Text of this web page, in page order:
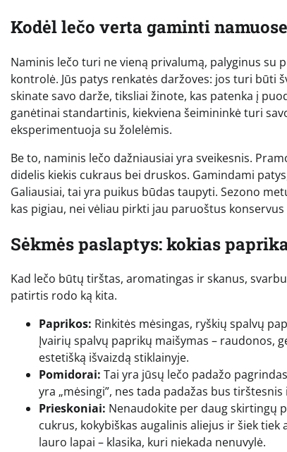
Kodėl lečo verta gaminti
Naminis lečo turi ne vieną privalumą, palyginus su
kontrolė. Jūs patys renkatės daržoves: jos turi būti
skinate savo darže, tiksliai žinote, kas patenka į
ganėtinai standartinis, kiekviena šeimininkė turi
eksperimentuoja su žolelėmis.
Be to, naminis lečo dažniausiai yra sveikesnis.
didelis kiekis cukraus bei druskos. Gamindami
Galiausiai, tai yra puikus būdas taupyti. Sezono
kas pigiau, nei vėliau pirkti jau paruoštus
Sėkmės paslaptys: kokias
Kad lečo būtų tirštas, aromatingas ir skanus,
patirtis rodo ką kita.
Paprikos: Rinkitės mėsingas, ryškių spalvų
Įvairių spalvų paprikų maišymas – raudonos,
estetišką išvaizdą stiklainyje.
Pomidorai: Tai yra jūsų lečo padažo
yra „mėsingi”, nes tada padažas bus
Prieskoniai: Nenaudokite per daug skirtingų
cukrus, kokybiškas augalinis aliejus ir šiek
lauro lapai – klasika, kuri niekada nenuvylė.